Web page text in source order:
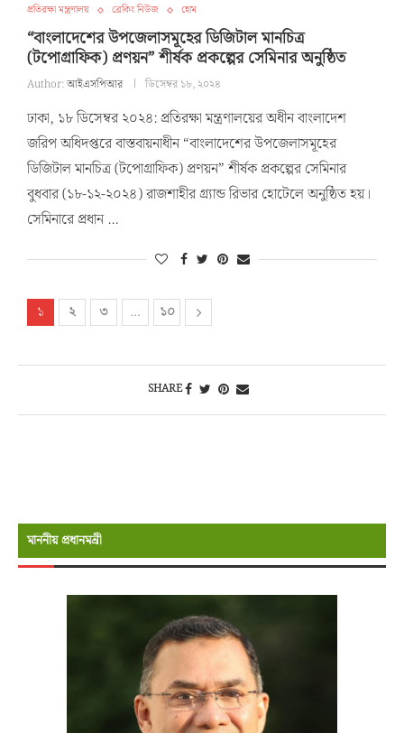
প্রতিরক্ষা মন্ত্রণালয় ব্রেকিং নিউজ হোম
“বাংলাদেশের উপজেলাসমূহের ডিজিটাল মানচিত্র
(টপোগ্রাফিক) প্রণয়ন” শীর্ষক প্রকল্পের সেমিনার অনুষ্ঠিত
Author:আইএসপিআর ডিসেম্বর ১৮, ২০২৪
ঢাকা, ১৮ ডিসেম্বর ২০২৪: প্রতিরক্ষা মন্ত্রণালয়ের অধীন বাংলাদেশ
জরিপ অধিদপ্তরে বাস্তবায়নাধীন “বাংলাদেশের উপজেলাসমূহের
ডিজিটাল মানচিত্র (টপোগ্রাফিক) প্রণয়ন” শীর্ষক প্রকল্পের সেমিনার
বুধবার (১৮-১২-২০২৪) রাজশাহীর গ্র্যান্ড রিভার হোটেলে অনুষ্ঠিত হয়।
সেমিনারে প্রধান …
১ ২ ৩ … ১০
SHARE
মাননীয় প্রধানমন্রী